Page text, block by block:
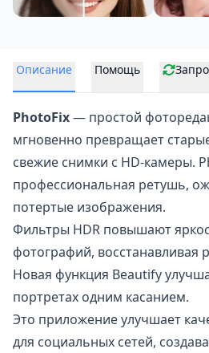
Описание Помощь
PhotoFix— простой
мгновенно превращает
свежие снимки с HD-камеры.
профессиональная ретушь,
потертые изображения.
Фильтры HDR повышают
фотографий, восстанавливая
Новая функция Beautify
портретах одним касанием.
Это приложение улучшает
для социальных сетей,